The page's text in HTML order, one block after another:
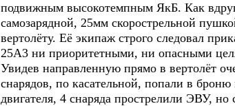
подвижным высокотемпным ЯкБ. Как
самозарядной, 25мм скорострельной
вертолёту. Её экипаж строго следовал
25А3 ни приоритетными, ни опасными
Увидев направленную прямо в вертолёт
снарядов, по касательной, попали в
двигателя, 4 снаряда прострелили ЭВУ,